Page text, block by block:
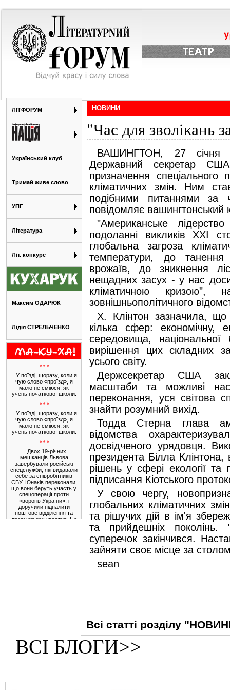
ЛІТФОРУМ
Український клуб
Тримай живе слово
УПГ
Література
Літ. конкурс
Максим ОДАРЮК
Лідія СТРЕЛЬЧЕНКО
* * *
У поїзді, щоразу, коли я
чую слово «проїзд», я
мало не сміюся, як
учень початкової школи.
* * *
У поїзді, щоразу, коли я
чую слово «проїзд», я
мало не сміюся, як
учень початкової школи.
* * *
Двох 19-річних
мешканців Львова
завербували російські
спецслужби, які видавали
себе за співробітників
СБУ. Юнаків переконали,
що вони беруть участь у
спецоперації проти
«ворогів України», і
доручили підпалити
поштове відділення та
двері кількох квартир. Це
Після завершення
Апаррі та
НОВИНИ
"Час для зволікань
ВАШИНГТОН, 27 січня
Державний секретар
призначення
кліматичних змін. Ним
подібними питаннями за
повідомляє
"Американське
подоланні викликів ХХІ
глобальна загроза
температури, до танення
врожаїв, до зникнення
нещадних засух - у нас
кліматичною кризою",
зовнішньополітичного
Х. Клінтон зазначила,
кілька сфер: економічну,
середовища,
вирішення цих складних
усього світу.
Держсекретар США
масштаби та можливі
переконання, уся світова
знайти розумний вихід.
Тодда Стерна глава
відомства
досвідченого урядовця.
президента Білла
рішень у сфері екології
підписання Кіотського
У свою чергу,
глобальних кліматичних
та рішучих дій в ім'я
та прийдешніх поколінь.
суперечок закінчився.
зайняти своє місце за
sean
Всі статті розділу
ВСІ БЛОГИ>>